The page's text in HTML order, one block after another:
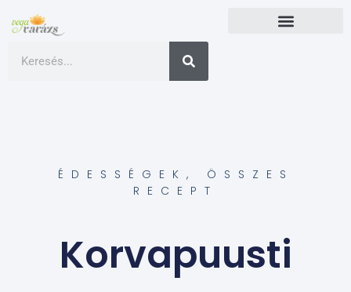
ÉDESSÉGEK , ÖSSZES
RECEPT
Korvapuusti